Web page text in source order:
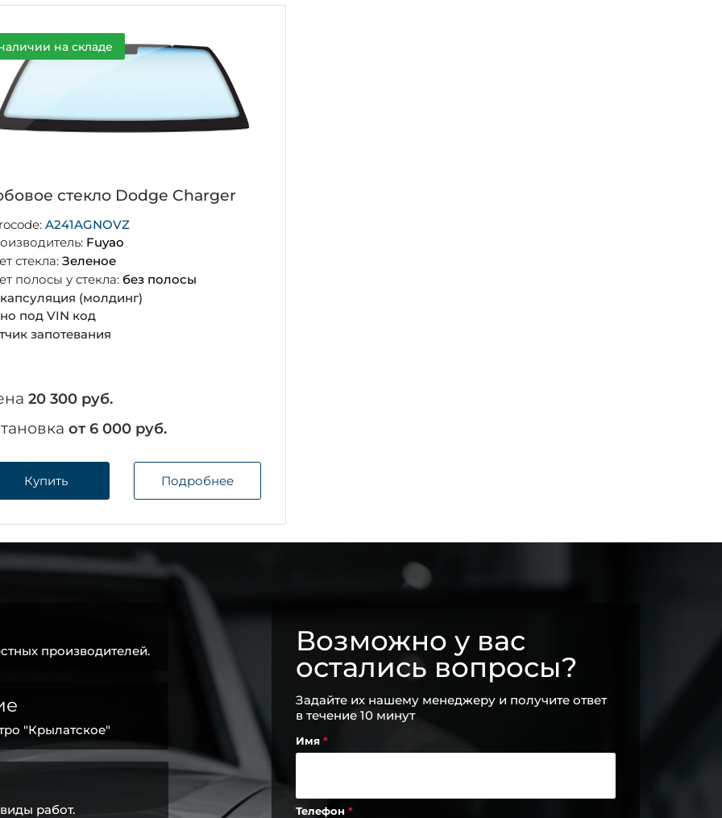
на складе
стекло Dodge Charger
A241AGNOVZ
Fuyao
стекла: Зеленое
полосы у стекла: без полосы
(молдинг)
под VIN код
запотевания
20 300 руб.
от 6 000 руб.
Купить Подробнее
производителей.
"Крылатское"
работ.
Возможно у вас
остались вопросы?
Задайте их нашему менеджеру и получите ответ
в течение 10 минут
Имя
Телефон